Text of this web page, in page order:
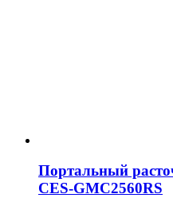
Портальный
CES-GMC2560RS